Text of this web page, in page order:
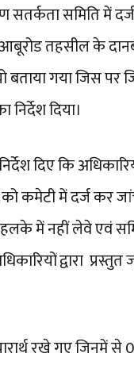
समिति में
तहसील के
गया जिस पर
दिया।
दिए कि
को कमेटी में दर्ज कर
में नहीं लेवे एवं
द्वारा
रखे गए जिनमें से